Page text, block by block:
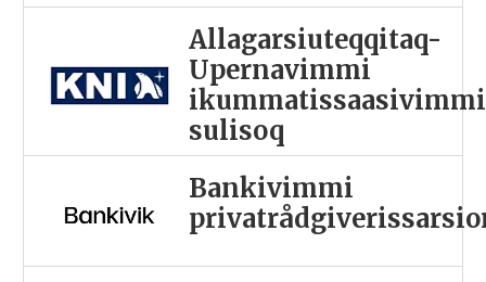
Allagarsiuteqqitaq-
Upernavimmi
ikummatissaasivimmi
sulisoq
Bankivimmi